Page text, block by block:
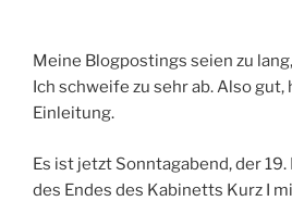
Meine Blogpostings seien zu
Ich schweife zu sehr ab. Also gut,
Einleitung.
Es ist jetzt Sonntagabend, der
des Endes des Kabinetts Kurz I